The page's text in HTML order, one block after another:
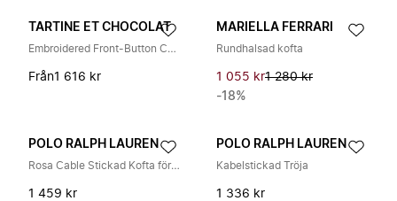
TARTINE ET CHOCOLAT
Embroidered Front-Button Cardigan
Från1 616 kr
MARIELLA FERRARI
Rundhalsad kofta
1 055 kr1 280 kr
-18%
POLO RALPH LAUREN
Rosa Cable Stickad Kofta för Barn
1 459 kr
POLO RALPH LAUREN
Kabelstickad Tröja
1 336 kr